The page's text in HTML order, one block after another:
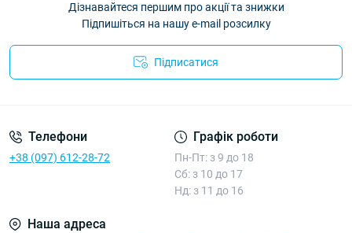
Дізнавайтеся першим про акції та знижки
Підпишіться на нашу e-mail розсилку
Підписатися
Телефони
+38 (097) 612-28-72
Графік роботи
Пн-Пт: з 9 до 18
Сб: з 10 до 17
Нд: з 11 до 16
Наша адреса